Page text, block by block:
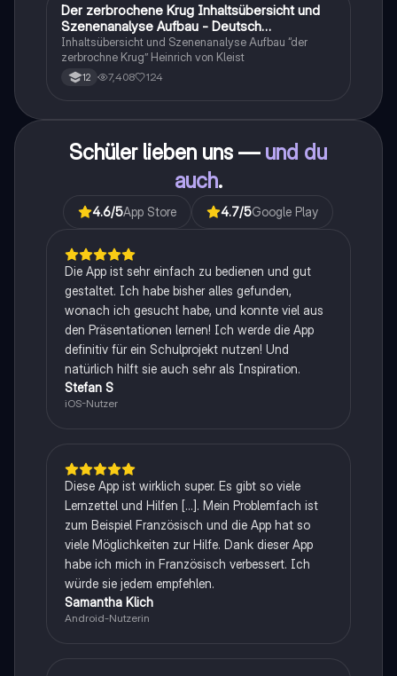
Deutsch
Der zerbrochene Krug Inhaltsübersicht und
Szenenanalyse Aufbau - Deutsch
Q1/Q2/Abitur
Inhaltsübersicht und Szenenanalyse Aufbau “der
zerbrochne Krug” Heinrich von Kleist
12 7,408 124
Schüler lieben uns — und du
auch.
4.6/5App Store 4.7/5Google Play
Die App ist sehr einfach zu bedienen und gut
gestaltet. Ich habe bisher alles gefunden,
wonach ich gesucht habe, und konnte viel aus
den Präsentationen lernen! Ich werde die App
definitiv für ein Schulprojekt nutzen! Und
natürlich hilft sie auch sehr als Inspiration.
Stefan S
iOS-Nutzer
Diese App ist wirklich super. Es gibt so viele
Lernzettel und Hilfen [...]. Mein Problemfach ist
zum Beispiel Französisch und die App hat so
viele Möglichkeiten zur Hilfe. Dank dieser App
habe ich mich in Französisch verbessert. Ich
würde sie jedem empfehlen.
Samantha Klich
Android-Nutzerin